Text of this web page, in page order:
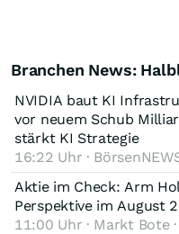
Branchen News:
NVIDIA baut KI
vor neuem Schub
stärkt KI Strategie
16:22 Uhr ·
Aktie im Check: Arm
Perspektive im August
11:00 Uhr · Markt Bote ·